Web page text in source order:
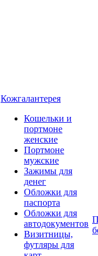
Кожгалантерея
Кошельки и
портмоне
женские
Портмоне
мужские
Зажимы для
денег
Обложки для
паспорта
Обложки для
автодокументов
Визитницы,
футляры для